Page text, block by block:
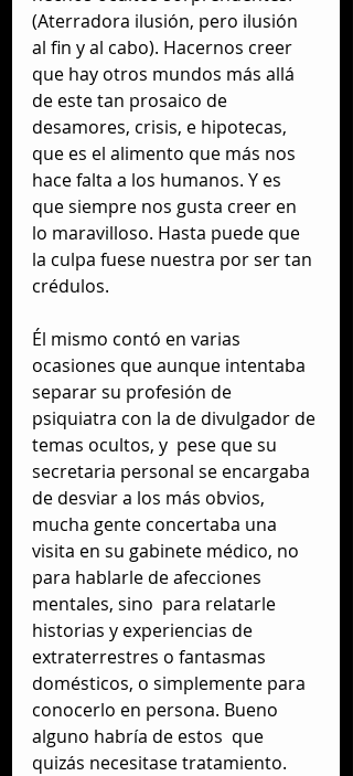
(Aterradora ilusión, pero ilusión
al fin y al cabo). Hacernos creer
que hay otros mundos más allá
de este tan prosaico de
desamores, crisis, e hipotecas,
que es el alimento que más nos
hace falta a los humanos. Y es
que siempre nos gusta creer en
lo maravilloso. Hasta puede que
la culpa fuese nuestra por ser tan
crédulos.
Él mismo contó en varias
ocasiones que aunque intentaba
separar su profesión de
psiquiatra con la de divulgador de
temas ocultos, y  pese que su
secretaria personal se encargaba
de desviar a los más obvios,
mucha gente concertaba una
visita en su gabinete médico, no
para hablarle de afecciones
mentales, sino  para relatarle
historias y experiencias de
extraterrestres o fantasmas
domésticos, o simplemente para
conocerlo en persona. Bueno
alguno habría de estos  que
quizás necesitase tratamiento.